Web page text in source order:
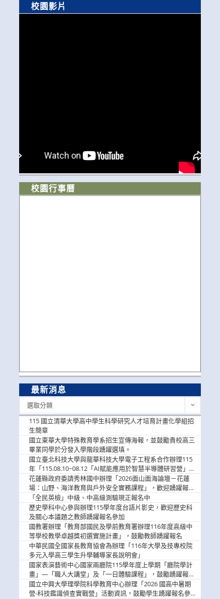
校園影片
校園行事曆
最新消息
選取分類
115 國立清華大學高中學生科學研究人才培育計畫化學組招
生簡章
國立東華大學特殊教育學系招生宣傳海報，並鼓勵貴校高三
畢業同學於分發入學階段踴躍選填。
國立臺北科技大學與龍華科技大學電子工程系合作辦理115
年「115.08.10~08.12「AI賦能應用於智慧半導體研習營」，
歡迎學生踴躍報名參加
花蓮縣政府委請秀林國中辦理「2026面山面海論壇－花蓮
場：山野、海洋教育與戶外安全實務課程」，歡迎踴躍報名
參加
「全民英檢」中級、中高級測驗現正報名中
歷史學科中心參與辦理115學年度台語片影史，歡迎歷史科
及關心本議題之教師踴躍報名參加
國教署辦理「教育部國民及學前教育署辦理116年度高級中
等學校教學卓越獎初選實施計畫」，鼓勵教師踴躍報名
中華民國全國家長教育協會為辦理「116年大學及技專校院
多元入學高三學生升學輔導家長說明會」
國家表演藝術中心國家兩廳院115學年度上學期「廳院學計
畫」—「職人大講堂」及「一日體驗課程」，鼓勵踴躍報名
參與。
國立中興大學理學院科學教育中心辦理「2026 國高中暑期
營-科技鑑識偵查實戰營」活動資訊，鼓勵學生踴躍報名參